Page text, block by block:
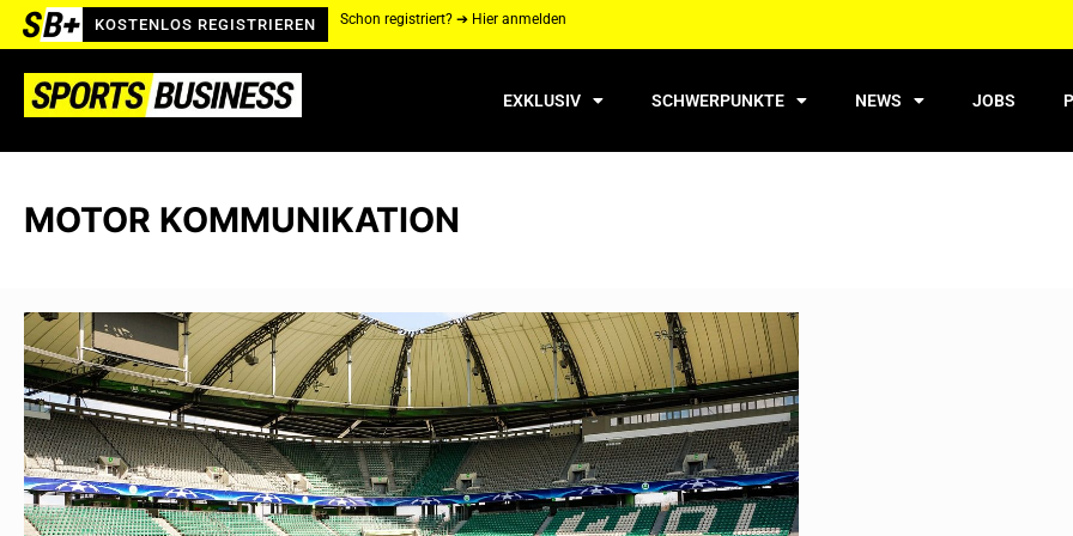
KOSTENLOS REGISTRIEREN Schon registriert? ➔ Hier anmelden
EXKLUSIV SCHWERPUNKTE NEWS JOBS
MOTOR KOMMUNIKATION